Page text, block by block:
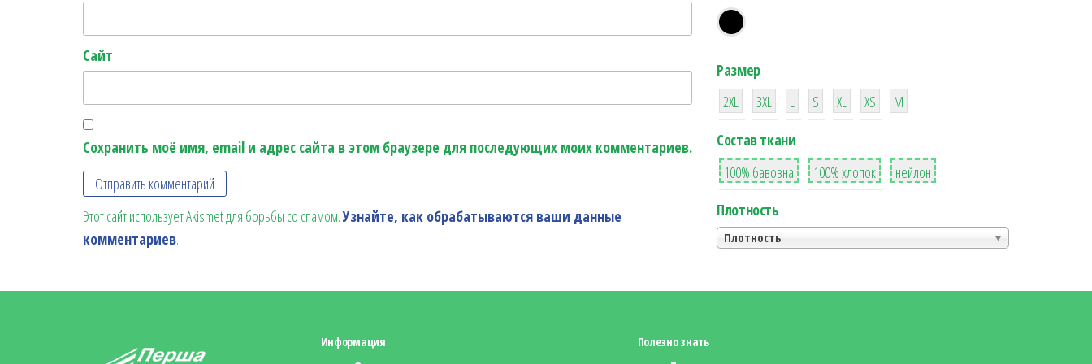
Сайт
Сохранить моё имя, email и адрес сайта в этом браузере для последующих моих комментариев.
Этот сайт использует Akismet для борьбы со спамом.Узнайте, как обрабатываются ваши данные
комментариев.
Размер
38
2XL
16
3XL
42
L
42
S
42
XL XS
М
Состав ткани
8
100% бавовна
36
100% хлопок
2
нейлон
Плотность
Плотность
Информация Полезно знать